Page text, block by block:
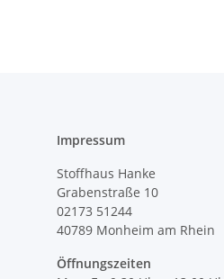
Impressum
Stoffhaus Hanke
Grabenstraße 10
02173 51244
40789 Monheim am Rhein
Öffnungszeiten